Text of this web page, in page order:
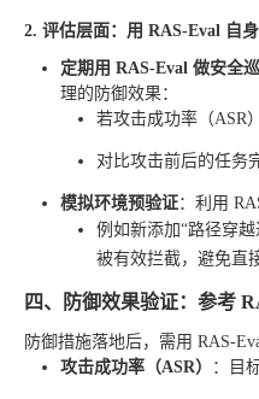
2. 评估层面：用 RAS-Eval 自
定期用 RAS-Eval 做安全
理的防御效果：
若攻击成功率（ASR
对比攻击前后的任务
模拟环境预验证：利用
例如新添加“路径穿
被有效拦截，避免直
四、防御效果验证：参考
防御措施落地后，需用 RAS-
攻击成功率（ASR）
：目